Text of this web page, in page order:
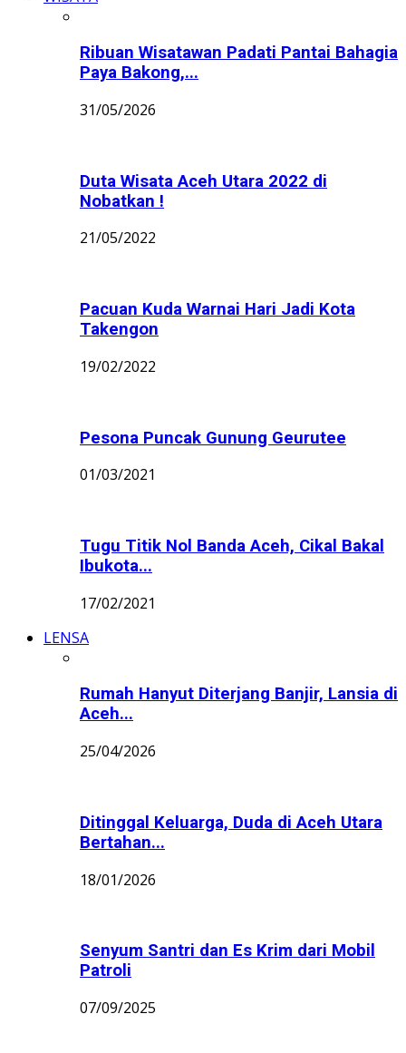
Ribuan Wisatawan Padati Pantai Bahagia
Paya Bakong,...
31/05/2026
Duta Wisata Aceh Utara 2022 di
Nobatkan !
21/05/2022
Pacuan Kuda Warnai Hari Jadi Kota
Takengon
19/02/2022
Pesona Puncak Gunung Geurutee
01/03/2021
Tugu Titik Nol Banda Aceh, Cikal Bakal
Ibukota...
17/02/2021
LENSA
Rumah Hanyut Diterjang Banjir, Lansia di
Aceh...
25/04/2026
Ditinggal Keluarga, Duda di Aceh Utara
Bertahan...
18/01/2026
Senyum Santri dan Es Krim dari Mobil
Patroli
07/09/2025